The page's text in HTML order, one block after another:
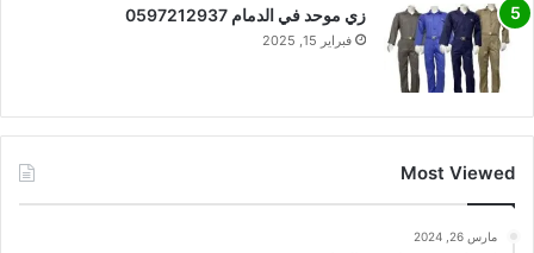
زي موحد في الدمام 0597212937
فبراير 15, 2025
Most Viewed
مارس 26, 2024